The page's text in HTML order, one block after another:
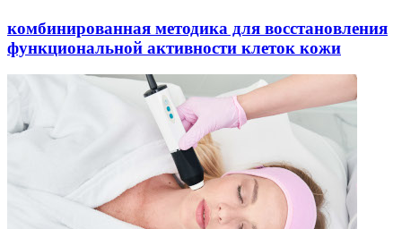
комбинированная методика для восстановления
функциональной активности клеток кожи